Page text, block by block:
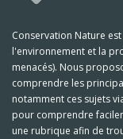
Conservation Nature
l'environnement et la
menacés). Nous
comprendre les
notamment ces sujets
pour comprendre
une rubrique afin de